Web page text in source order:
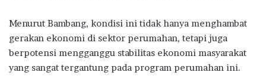
Menurut Bambang, kondisi ini tidak hanya menghambat
gerakan ekonomi di sektor perumahan, tetapi juga
berpotensi mengganggu stabilitas ekonomi masyarakat
yang sangat tergantung pada program perumahan ini.